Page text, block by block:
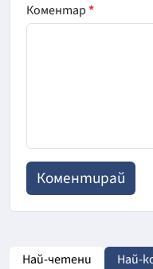
Коментар*
Най-четени Най-